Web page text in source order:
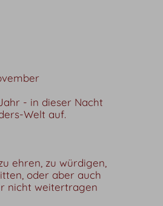
- in dieser Nacht
Welt auf.
ehren, zu würdigen,
oder aber auch
nicht weitertragen